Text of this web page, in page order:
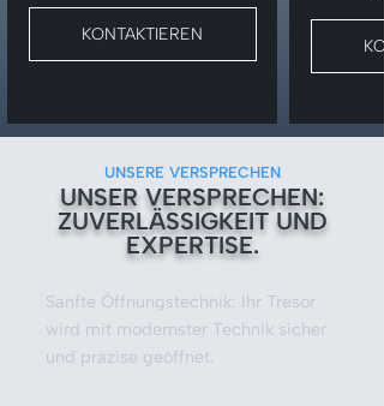
KONTAKTIEREN
UNSERE VERSPRECHEN
UNSER VERSPRECHEN:
ZUVERLÄSSIGKEIT UND
EXPERTISE.
Sanfte Öffnungstechnik: Ihr Tresor
wird mit modernster Technik sicher
und präzise geöffnet.